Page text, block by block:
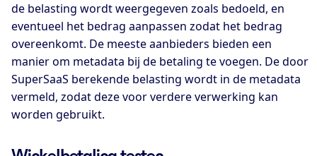
de belasting wordt weergegeven zoals bedoeld, en
eventueel het bedrag aanpassen zodat het bedrag
overeenkomt. De meeste aanbieders bieden een
manier om metadata bij de betaling te voegen. De door
SuperSaaS berekende belasting wordt in de metadata
vermeld, zodat deze voor verdere verwerking kan
worden gebruikt.